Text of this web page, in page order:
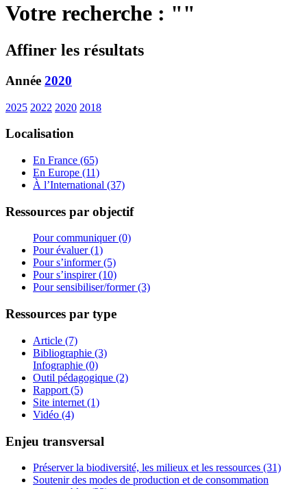
Votre recherche : ""
Affiner les résultats
Année 2020
2025 2022 2020 2018
Localisation
En France (65)
En Europe (11)
À l’International (37)
Ressources par objectif
Pour communiquer (0)
Pour évaluer (1)
Pour s’informer (5)
Pour s’inspirer (10)
Pour sensibiliser/former (3)
Ressources par type
Article (7)
Bibliographie (3)
Infographie (0)
Outil pédagogique (2)
Rapport (5)
Site internet (1)
Vidéo (4)
Enjeu transversal
Préserver la biodiversité, les milieux et les ressources (31)
Soutenir des modes de production et de consommation